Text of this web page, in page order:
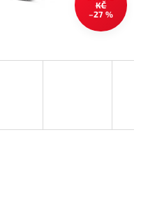
KČ
–27 %